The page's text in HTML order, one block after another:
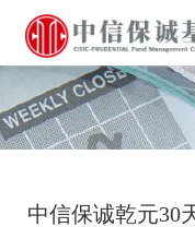
中信保诚乾元30